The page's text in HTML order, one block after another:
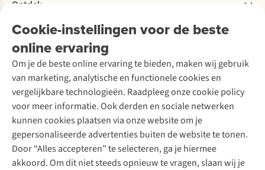
Cookie-instellingen voor de beste
online ervaring
Om je de beste online ervaring te bieden, maken wij gebruik
van marketing, analytische en functionele cookies en
vergelijkbare technologieën. Raadpleeg onze cookie policy
voor meer informatie. Ook derden en sociale netwerken
kunnen cookies plaatsen via onze website om je
gepersonaliseerde advertenties buiten de website te tonen.
Door “Alles accepteren” te selecteren, ga je hiermee
akkoord. Om dit niet steeds opnieuw te vragen, slaan wij je
Garantie
Contact
Over Ayacucho
Onze winkels
Over A.S.Adventure
Toegankelijkheidsverklaring
Ski-onderhoud
Wasservice
Schoenonderhoud
Schoenherstelling
Kledingherstelling
Retouches
Voor bedrijven
Ontdek
A.S.Magazine
Podcast
Explore Academy
Explore Camp
Gear Check
Inspiratie & advies
Meld je aan voor de nieuwsbrief
Follow us